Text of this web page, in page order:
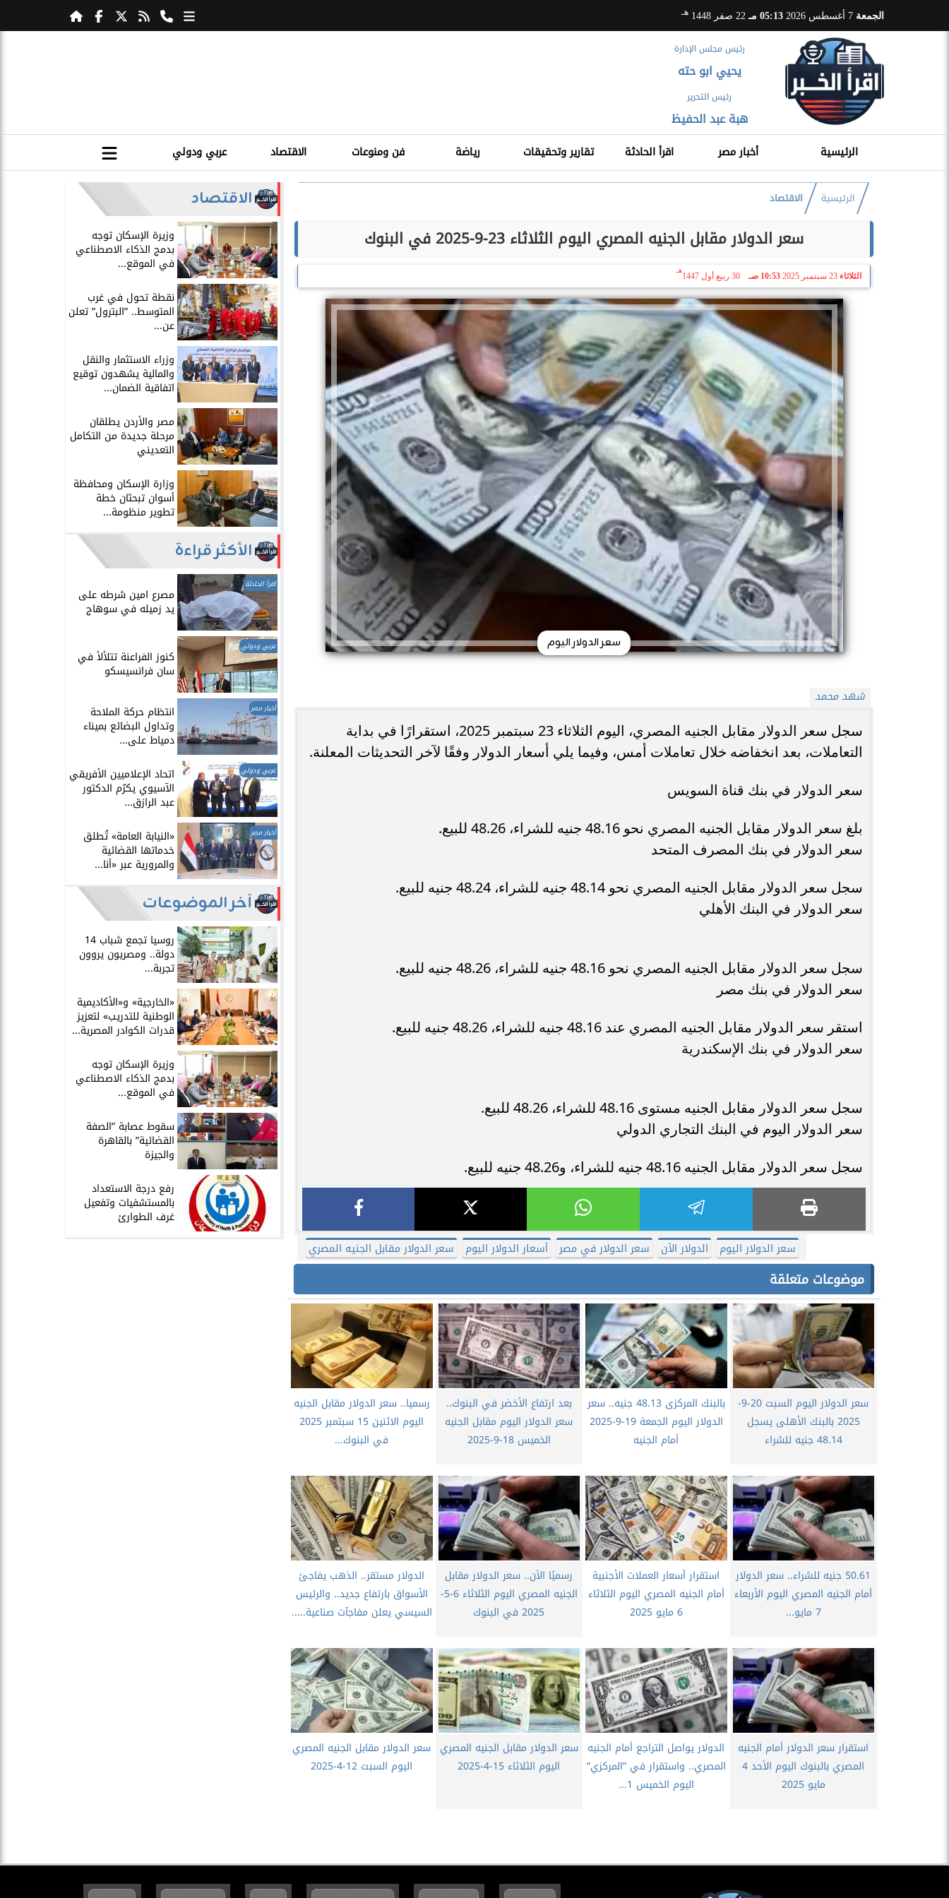
الجمعة 05:13 مـ 22 صفر 1448 هـ
رئيس مجلس الإدارة
يحيي ابو حته
رئيس التحرير
هبة عبد الحفيظ
الرئيسية أخبار مصر اقرأ الحادثة تقارير وتحقيقات رياضة فن ومنوعات الاقتصاد عربي ودولي
الرئيسية الاقتصاد
سعر الدولار مقابل الجنيه المصري اليوم الثلاثاء 23-9-2025 في البنوك
الثلاثاء 23 سبتمبر 2025 10:53 صـ 30 ربيع أول 1447
هـ
سعر الدولار اليوم
شهد محمد
سجل سعر الدولار مقابل الجنيه المصري، اليوم الثلاثاء 23 سبتمبر 2025، استقرارًا في بداية
التعاملات، بعد انخفاضه خلال تعاملات أمس، وفيما يلي أسعار الدولار وفقًا لآخر التحديثات المعلنة.
سعر الدولار في بنك قناة السويس
بلغ سعر الدولار مقابل الجنيه المصري نحو 48.16 جنيه للشراء، 48.26 للبيع.
سعر الدولار في بنك المصرف المتحد
سجل سعر الدولار مقابل الجنيه المصري نحو 48.14 جنيه للشراء، 48.24 جنيه للبيع.
سعر الدولار في البنك الأهلي
سجل سعر الدولار مقابل الجنيه المصري نحو 48.16 جنيه للشراء، 48.26 جنيه للبيع.
سعر الدولار في بنك مصر
استقر سعر الدولار مقابل الجنيه المصري عند 48.16 جنيه للشراء، 48.26 جنيه للبيع.
سعر الدولار في بنك الإسكندرية
سجل سعر الدولار مقابل الجنيه مستوى 48.16 للشراء، 48.26 للبيع.
سعر الدولار اليوم في البنك التجاري الدولي
سجل سعر الدولار مقابل الجنيه 48.16 جنيه للشراء، و48.26 جنيه للبيع.
سعر الدولار اليوم الدولار الآن سعر الدولار في مصر أسعار الدولار اليوم سعر الدولار مقابل الجنيه المصري
موضوعات متعلقة
سعر الدولار اليوم السبت 20-9-
2025 بالبنك الأهلى يسجل
48.14 جنيه للشراء
بالبنك المركزى 48.13 جنيه.. سعر
الدولار اليوم الجمعة 19-9-2025
أمام الجنيه
بعد ارتفاع الأخضر في البنوك..
سعر الدولار اليوم مقابل الجنيه
الخميس 18-9-2025
رسميا.. سعر الدولار مقابل الجنيه
اليوم الاثنين 15 سبتمبر 2025
في البنوك...
50.61 جنيه للشراء.. سعر الدولار
أمام الجنيه المصري اليوم الأربعاء
7 مايو...
استقرار أسعار العملات الأجنبية
أمام الجنيه المصري اليوم الثلاثاء
6 مايو 2025
رسميًا الآن.. سعر الدولار مقابل
الجنيه المصري اليوم الثلاثاء 6-5-
2025 في البنوك
الدولار مستقر.. الذهب يفاجئ
الأسواق بارتفاع جديد.. والرئيس
السيسي يعلن مفاجآت صناعية.....
استقرار سعر الدولار أمام الجنيه
المصري بالبنوك اليوم الأحد 4
مايو 2025
الدولار يواصل التراجع أمام الجنيه
المصري.. واستقرار في ”المركزي”
اليوم الخميس 1...
سعر الدولار مقابل الجنيه المصري
اليوم الثلاثاء 15-4-2025
سعر الدولار مقابل الجنيه المصري
اليوم السبت 12-4-2025
الاقتصاد
​وزيرة الإسكان توجه
بدمج الذكاء الاصطناعي
في الموقع...
​نقطة تحول في غرب
المتوسط.. ”البترول” تعلن
عن...
​وزراء الاستثمار والنقل
والمالية يشهدون توقيع
اتفاقية الضمان...
​مصر والأردن يطلقان
مرحلة جديدة من التكامل
التعديني
وزارة الإسكان ومحافظة
أسوان تبحثان خطة
تطوير منظومة...
الأكثر قراءة
اقرأ الحادثة
مصرع امين شرطه على
يد زميله في سوهاج
عربي ودولي
​كنوز الفراعنة تتلألأ في
سان فرانسيسكو
أخبار مصر انتظام حركة الملاحة
وتداول البضائع بميناء
دمياط على...
عربي ودولي اتحاد الإعلاميين الأفريقي
الآسيوي يكرّم الدكتور
عبد الرازق...
أخبار مصر ​«النيابة العامة» تُطلق
خدماتها القضائية
والمرورية عبر «أنا...
آخر الموضوعات
روسيا تجمع شباب 14
دولة.. ومصريون يروون
تجربة...
​«الخارجية» و«الأكاديمية
الوطنية للتدريب» لتعزيز
قدرات الكوادر المصرية...
​وزيرة الإسكان توجه
بدمج الذكاء الاصطناعي
في الموقع...
سقوط عصابة ”الصفة
القضائية” بالقاهرة
والجيزة
​رفع درجة الاستعداد
بالمستشفيات وتفعيل
غرف الطوارئ